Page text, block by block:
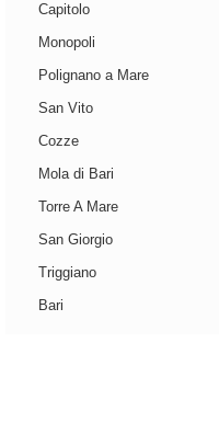
Capitolo
Monopoli
Polignano a Mare
San Vito
Cozze
Mola di Bari
Torre A Mare
San Giorgio
Triggiano
Bari